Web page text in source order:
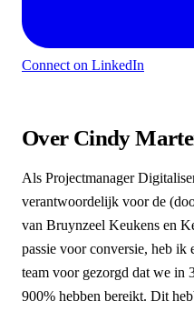
Connect on LinkedIn
Over Cindy
Als Projectmanager
verantwoordelijk voor de
van Bruynzeel Keukens en
passie voor conversie, heb ik
team voor gezorgd dat we in
900% hebben bereikt. Dit